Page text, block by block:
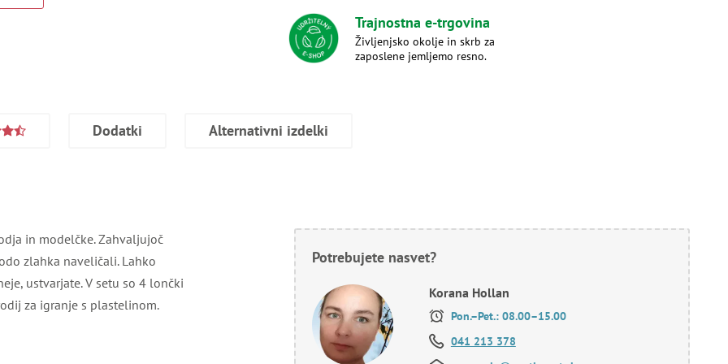
Trajnostna e-trgovina
Življenjsko okolje in skrb za
zaposlene jemljemo resno.
Dodatki Alternativni izdelki
in modelčke. Zahvaljujoč
zlahka naveličali. Lahko
ustvarjate. V setu so 4 lončki
za igranje s plastelinom.
Potrebujete nasvet?
Korana Hollan
Pon.–Pet.: 08.00–15.00
041 213 378